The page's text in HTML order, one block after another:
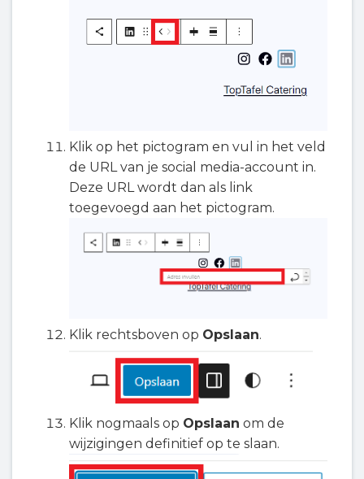
Klik op het pictogram en vul in het veld
de URL van je social media-account in.
Deze URL wordt dan als link
toegevoegd aan het pictogram.
Klik rechtsboven op Opslaan.
Klik nogmaals op Opslaan om de
wijzigingen definitief op te slaan.